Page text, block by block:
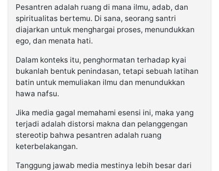
Pesantren adalah ruang di mana ilmu, adab, dan
spiritualitas bertemu. Di sana, seorang santri
diajarkan untuk menghargai proses, menundukkan
ego, dan menata hati.
Dalam konteks itu, penghormatan terhadap kyai
bukanlah bentuk penindasan, tetapi sebuah latihan
batin untuk memuliakan ilmu dan menundukkan
hawa nafsu.
Jika media gagal memahami esensi ini, maka yang
terjadi adalah distorsi makna dan pelanggengan
stereotip bahwa pesantren adalah ruang
keterbelakangan.
Tanggung jawab media mestinya lebih besar dari